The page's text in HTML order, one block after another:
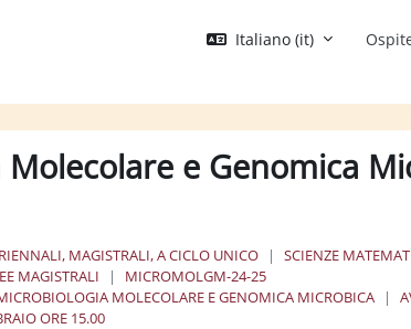
Italiano ‎(it)‎
e Genomica
MAGISTRALI, A CICLO UNICO
SCIENZE
MAGISTRALI
MICROMOLGM-24-25
MOLECOLARE E GENOMICA MICROBICA
ORE 15.00